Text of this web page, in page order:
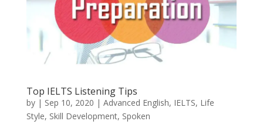
Top IELTS Listening Tips
by | Sep 10, 2020 | Advanced English, IELTS, Life
Style, Skill Development, Spoken